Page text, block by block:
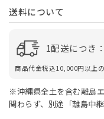
送料について
1配送につき
商品代金税込10,000円以上
※沖縄県全土を含む離島
関わらず、別途「離島中